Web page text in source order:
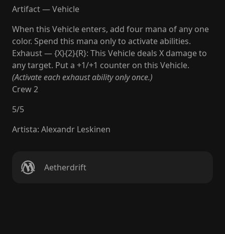
Artifact — Vehicle
When this Vehicle enters, add four mana of any one
color. Spend this mana only to activate abilities.
Exhaust — {X}{2}{R}: This Vehicle deals X damage to
any target. Put a +1/+1 counter on this Vehicle.
(Activate each exhaust ability only once.)
Crew 2
5/5
Artista: Alexandr Leskinen
Aetherdrift